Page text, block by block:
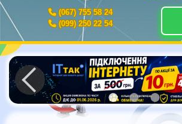
(067) 755 58 24
(099) 250 22 54